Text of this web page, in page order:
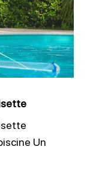
Un